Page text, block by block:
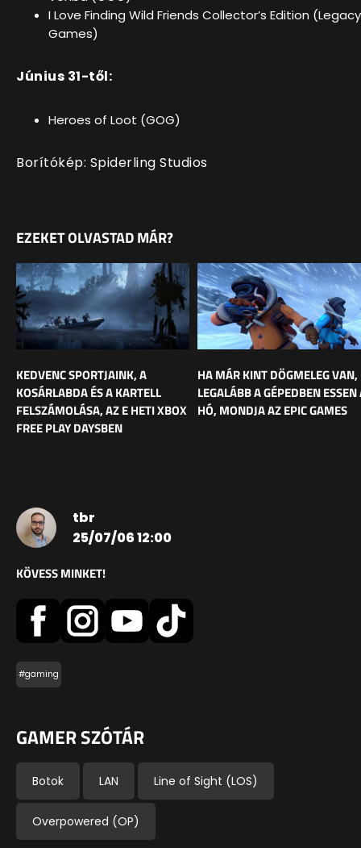
I Love Finding Wild Friends Collector’s Edition (Legacy
Games)
Június 31-től:
Heroes of Loot (GOG)
Borítókép: Spiderling Studios
EZEKET OLVASTAD MÁR?
KEDVENC SPORTJAINK, A
KOSÁRLABDA ÉS A KARTELL
FELSZÁMOLÁSA, AZ E HETI XBOX
FREE PLAY DAYSBEN
HA MÁR KINT DÖGMELEG VAN,
LEGALÁBB A GÉPEDBEN ESSEN
HÓ, MONDJA AZ EPIC GAMES
tbr
25/07/06 12:00
KÖVESS MINKET!
#gaming
GAMER SZÓTÁR
Botok LAN Line of Sight (LOS)
Overpowered (OP)